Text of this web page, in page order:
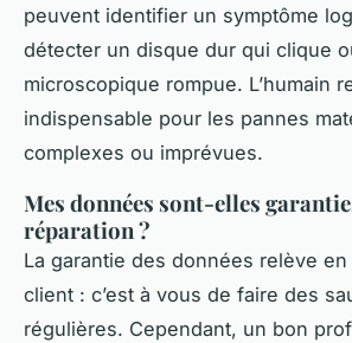
peuvent identifier un symptôme
détecter un disque dur qui clique
microscopique rompue. L’humain
indispensable pour les pannes
complexes ou imprévues.
Mes données sont-elles
réparation ?
La garantie des données relève
client : c’est à vous de faire des
régulières. Cependant, un bon